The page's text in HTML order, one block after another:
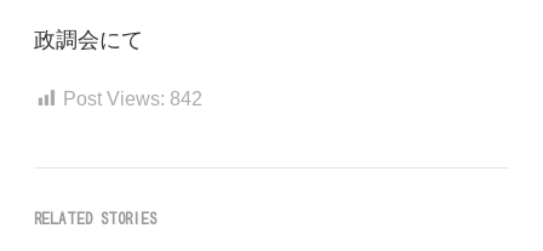
政調会にて
Post Views: 842
RELATED STORIES